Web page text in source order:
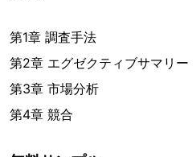
第1章 調査手法
第2章 エグゼクティブサマリー
第3章 市場分析
第4章 競合